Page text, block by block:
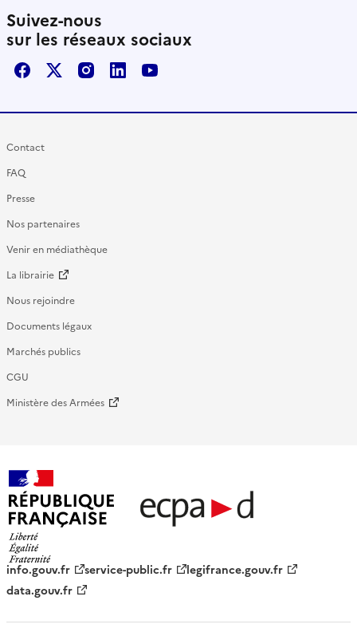
Suivez-nous
sur les réseaux sociaux
FacebookX / TwitterInstagram
LinkedInYoutube
Contact
FAQ
Presse
Nos partenaires
Venir en médiathèque
La librairie
Nous rejoindre
Documents légaux
Marchés publics
CGU
Ministère des Armées
française - ECPAD
info.gouv.fr service-public.fr
legifrance.gouv.fr
data.gouv.fr